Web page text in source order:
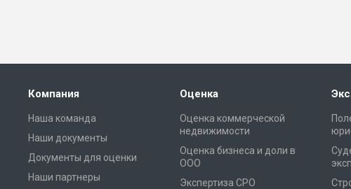
Компания
Наша команда
Наши документы
Документы для оценки
Наши партнеры
Оценка
Оценка коммерческой
недвижимости
Оценка бизнеса и доли в
ООО
Экспертиза СРО